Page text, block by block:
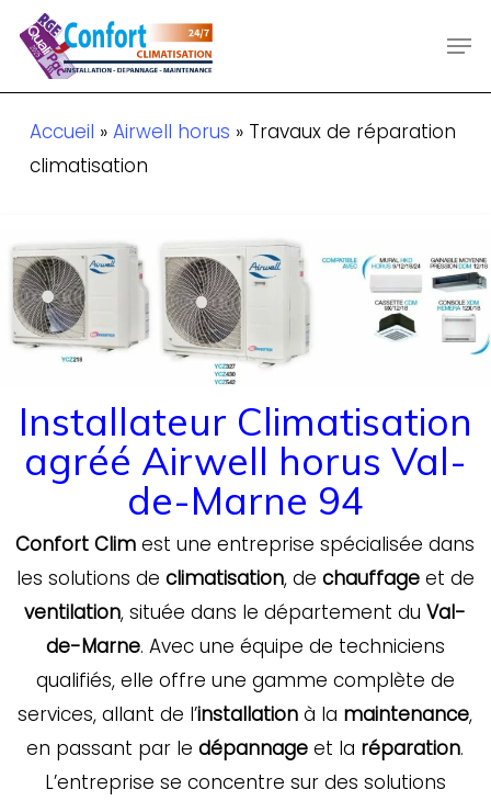
Skip
main
content
Accueil » Airwell horus » Travaux de réparation
climatisation
Installateur Climatisation
agréé Airwell horus Val-
de-Marne 94
Confort Clim est une entreprise spécialisée dans
les solutions de climatisation, de chauffageet de
ventilation, située dans le département duVal-
de-Marne. Avec une équipe de techniciens
qualifiés, elle offre une gamme complète de
services, allant de l’installation à la maintenance,
en passant par ledépannage et la réparation.
L’entreprise se concentre sur des solutions